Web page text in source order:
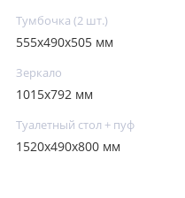
Тумбочка (2 шт.)
555х490х505 мм
Зеркало
1015х792 мм
Туалетный стол + пуф
1520х490х800 мм